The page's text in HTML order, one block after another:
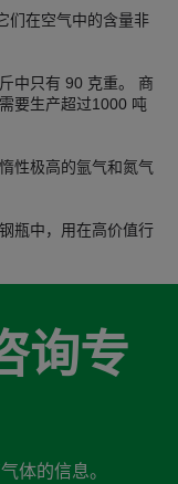
们在空气中的含量非
中只有 90 克重。 商
要生产超过1000 吨
性极高的氩气和氮气
瓶中，用在高价值行
询专
体的信息。